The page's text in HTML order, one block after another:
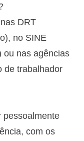
DRT
no SINE
ou nas agências
de trabalhador
pessoalmente
com os